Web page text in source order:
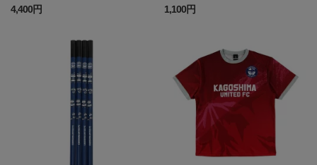
4,400円
1,100円